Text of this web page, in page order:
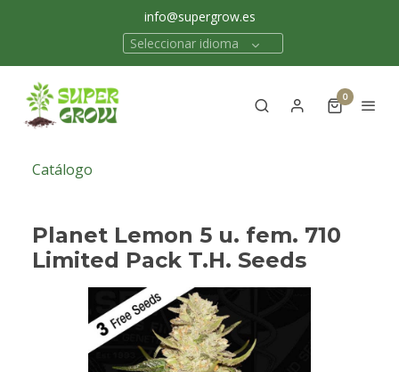
info@supergrow.es
Seleccionar idioma
0
Catálogo
Planet Lemon 5 u. fem. 710
Limited Pack T.H. Seeds